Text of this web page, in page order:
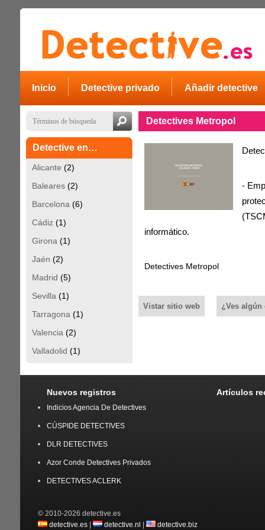
Inicio Detective privado Añadir detective
Detective en…
Alicante (2)
Baleares (2)
Barcelona (6)
Cádiz (1)
Girona (1)
Jaén (2)
Madrid (5)
Sevilla (1)
Tarragona (1)
Valencia (2)
Valladolid (1)
Detectives Metropol
-
informático.
Detectives Metropol
Vistar sitio web ¿Ves algún
Nuevos registros
Indicios Agencia De Detectives
CÚSPIDE DETECTIVES
DLR DETECTIVES
Azor Conde Detectives Privados
DETECTIVES ACLERK
Artículos
© 2010-2026 detective.es
detective.es | detective.nl | detective.biz